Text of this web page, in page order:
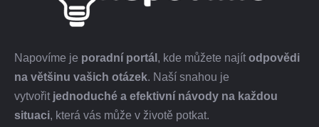
Napovíme je poradní portál , kde můžete najít odpovědi
na většinu vašich otázek. Naší snahou je
vytvořit jednoduché a efektivní návody na každou
situaci, která vás může v životě potkat.